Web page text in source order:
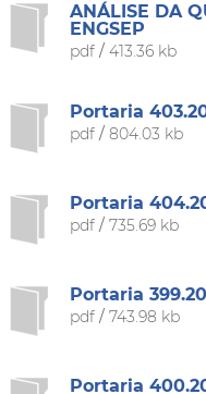
ANÁLISE DA
ENGSEP
pdf/ 413.36 kb
Portaria
pdf/ 804.03 kb
Portaria
pdf/ 735.69 kb
Portaria
pdf/ 743.98 kb
Portaria